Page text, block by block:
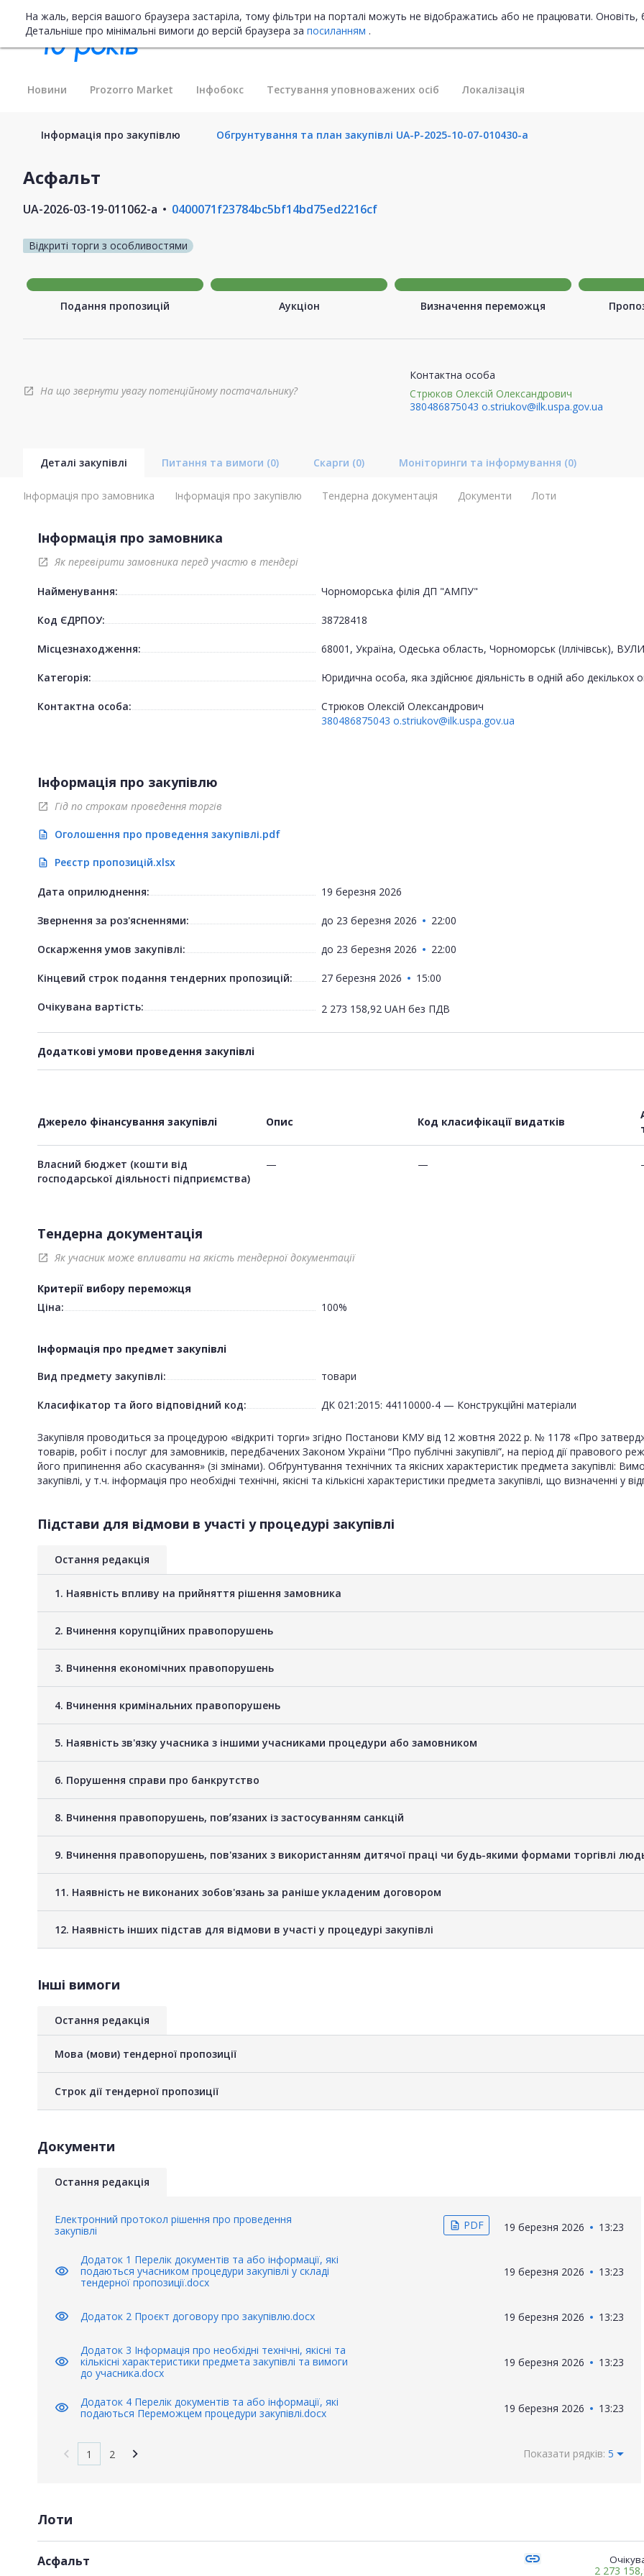
На жаль, версія вашого браузера застаріла, тому фільтри на порталі можуть не відображатись або не працювати.
Детальніше про мінімальні вимоги до версій браузера за посиланням .
Новини Prozorro Market Інфобокс Тестування уповноважених осіб Локалізація
Інформація про закупівлю Обгрунтування та план закупівлі UA-P-2025-10-07-010430-a
Асфальт
UA-2026-03-19-011062-a 0400071f23784bc5bf14bd75ed2216cf
Відкриті торги з особливостями
Подання пропозицій Аукціон Визначення переможця
open_in_new На що звернути увагу потенційному постачальнику?
Контактна особа
Стрюков Олексій Олександрович
380486875043 o.striukov@ilk.uspa.gov.ua
Деталі закупівлі Питання та вимоги (0) Скарги (0) Моніторинги та інформування (0)
Інформація про замовника Інформація про закупівлю Тендерна документація Документи Лоти
Інформація про замовника
open_in_new Як перевірити замовника перед участю в тендері
Найменування: Чорноморська філія ДП "АМПУ"
Код ЄДРПОУ: 38728418
Місцезнаходження: 68001, Україна, Одеська область, Чорноморськ (Іллічівськ),
Категорія: Юридична особа, яка здійснює діяльність в одній або
Контактна особа:
Стрюков Олексій Олександрович
380486875043 o.striukov@ilk.uspa.gov.ua
Інформація про закупівлю
open_in_new Гід по строкам проведення торгів
description Оголошення про проведення закупівлі.pdf
description Реєстр пропозицій.xlsx
Дата оприлюднення: 19 березня 2026
Звернення за роз'ясненнями: до 23 березня 2026 22:00
Оскарження умов закупівлі: до 23 березня 2026 22:00
Кінцевий строк подання тендерних пропозицій: 27 березня 2026 15:00
Очікувана вартість: 2 273 158,92 UAH без ПДВ
Додаткові умови проведення закупівлі
Джерело фінансування закупівлі Опис Код класифікації видатків
Власний бюджет (кошти від
господарської діяльності підприємства)
— —
Тендерна документація
open_in_new Як учасник може впливати на якість тендерної документації
Критерії вибору переможця
Ціна:
100%
Інформація про предмет закупівлі
Вид предмету закупівлі:
товари
Класифікатор та його відповідний код: ДК 021:2015: 44110000-4 — Конструкційні матеріали
Закупівля проводиться за процедурою «відкриті торги» згідно Постанови КМУ від 12 жовтня 2022 р. № 1178 «Про
товарів, робіт і послуг для замовників, передбачених Законом України “Про публічні закупівлі”, на період дії правового
його припинення або скасування» (зі змінами). Обґрунтування технічних та якісних характеристик предмета закупівлі:
закупівлі, у т.ч. інформація про необхідні технічні, якісні та кількісні характеристики предмета закупівлі, що визначенні у
Підстави для відмови в участі у процедурі закупівлі
Остання редакція
1. Наявність впливу на прийняття рішення замовника
2. Вчинення корупційних правопорушень
3. Вчинення економічних правопорушень
4. Вчинення кримінальних правопорушень
5. Наявність зв'язку учасника з іншими учасниками процедури або замовником
6. Порушення справи про банкрутство
8. Вчинення правопорушень, повʼязаних із застосуванням санкцій
9. Вчинення правопорушень, пов'язаних з використанням дитячої праці чи будь-якими формами торгівлі
11. Наявність не виконаних зобов'язань за раніше укладеним договором
12. Наявність інших підстав для відмови в участі у процедурі закупівлі
Інші вимоги
Остання редакція
Мова (мови) тендерної пропозиції
Строк дії тендерної пропозиції
Документи
Остання редакція
Електронний протокол рішення про проведення
закупівлі
description PDF 19 березня 2026 13:23
visibility
Додаток 1 Перелік документів та або інформації, які
подаються учасником процедури закупівлі у складі
тендерної пропозиції.docx
19 березня 2026 13:23
visibility Додаток 2 Проєкт договору про закупівлю.docx 19 березня 2026 13:23
visibility
Додаток 3 Інформація про необхідні технічні, якісні та
кількісні характеристики предмета закупівлі та вимоги
до учасника.docx
19 березня 2026 13:23
visibility
Додаток 4 Перелік документів та або інформації, які
подаються Переможцем процедури закупівлі.docx
19 березня 2026 13:23
1 2 Показати рядків: 5
Лоти
Асфальт link
2 273